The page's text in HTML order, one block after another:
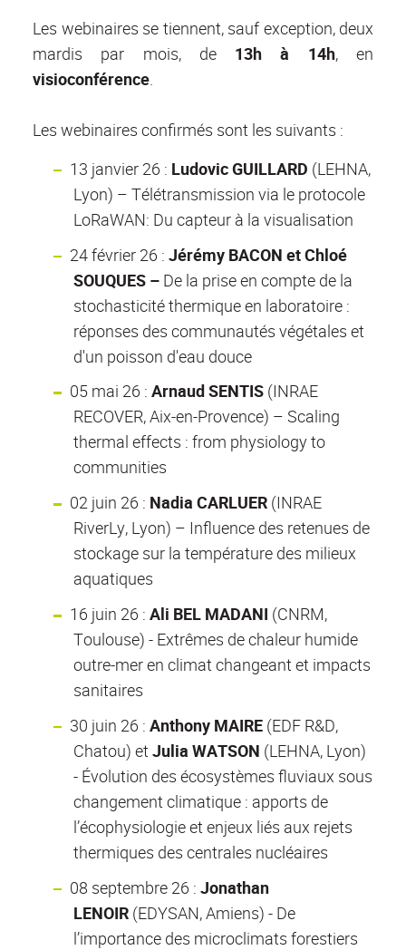
Les webinaires se tiennent, sauf exception, deux
mardis par mois, de 13h à 14h, en
visioconférence.
Les webinaires confirmés sont les suivants :
13 janvier 26 : Ludovic GUILLARD (LEHNA,
Lyon) – Télétransmission via le protocole
LoRaWAN: Du capteur à la visualisation
24 février 26 : Jérémy BACON et Chloé
SOUQUES – De la prise en compte de la
stochasticité thermique en laboratoire :
réponses des communautés végétales et
d'un poisson d'eau douce
05 mai 26 : Arnaud SENTIS(INRAE
RECOVER, Aix-en-Provence) – Scaling
thermal effects : from physiology to
communities
02 juin 26 : Nadia CARLUER(INRAE
RiverLy, Lyon) – Influence des retenues de
stockage sur la température des milieux
aquatiques
16 juin 26 : Ali BEL MADANI (CNRM,
Toulouse) - Extrêmes de chaleur humide
outre-mer en climat changeant et impacts
sanitaires
30 juin 26 : Anthony MAIRE(EDF R&D,
Chatou) et Julia WATSON (LEHNA, Lyon)
- Évolution des écosystèmes fluviaux sous
changement climatique : apports de
l’écophysiologie et enjeux liés aux rejets
thermiques des centrales nucléaires
08 septembre 26 : Jonathan
LENOIR (EDYSAN, Amiens) - De
l’importance des microclimats forestiers